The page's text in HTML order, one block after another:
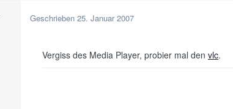
Geschrieben 25. Januar 2007
Vergiss des Media Player, probier mal den vlc.